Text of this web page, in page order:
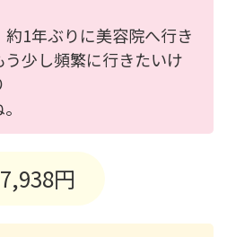
約1年ぶりに美容院へ行き
う少し頻繁に行きたいけ
円